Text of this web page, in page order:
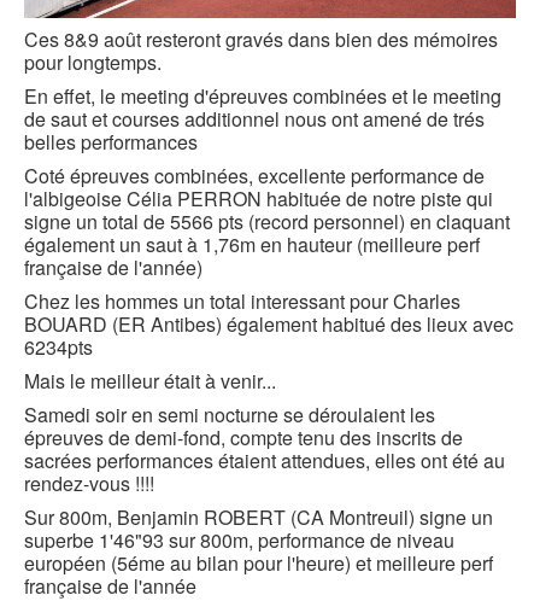
Ces 8&9 août resteront gravés dans bien des mémoires
pour longtemps.
En effet, le meeting d'épreuves combinées et le meeting
de saut et courses additionnel nous ont amené de trés
belles performances
Coté épreuves combinées, excellente performance de
l'albigeoise Célia PERRON habituée de notre piste qui
signe un total de 5566 pts (record personnel) en claquant
également un saut à 1,76m en hauteur (meilleure perf
française de l'année)
Chez les hommes un total interessant pour Charles
BOUARD (ER Antibes) également habitué des lieux avec
6234pts
Mais le meilleur était à venir...
Samedi soir en semi nocturne se déroulaient les
épreuves de demi-fond, compte tenu des inscrits de
sacrées performances étaient attendues, elles ont été au
rendez-vous !!!!
Sur 800m, Benjamin ROBERT (CA Montreuil) signe un
superbe 1'46"93 sur 800m, performance de niveau
européen (5éme au bilan pour l'heure) et meilleure perf
française de l'année